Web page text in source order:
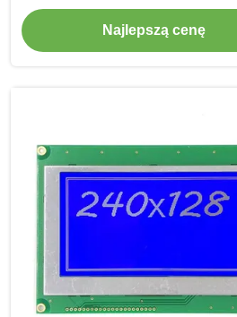
rozdzielczej samochodu
Najlepszą cenę